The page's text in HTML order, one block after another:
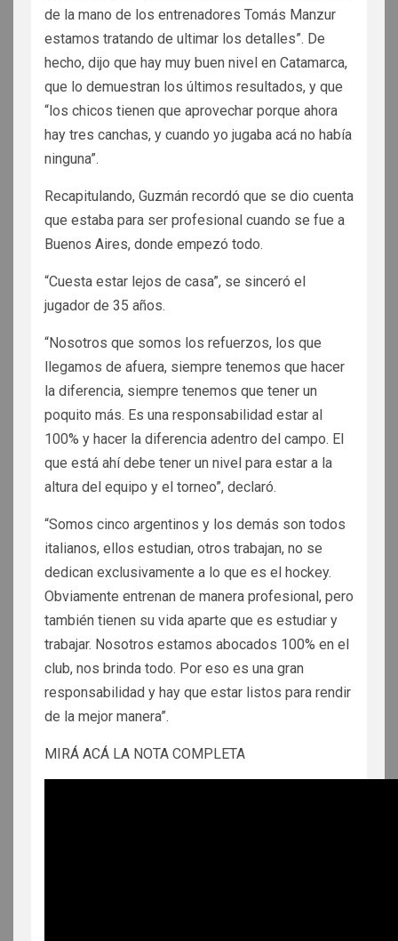
de la mano de los entrenadores Tomás Manzur
estamos tratando de ultimar los detalles”. De
hecho, dijo que hay muy buen nivel en Catamarca,
que lo demuestran los últimos resultados, y que
“los chicos tienen que aprovechar porque ahora
hay tres canchas, y cuando yo jugaba acá no había
ninguna”.
Recapitulando, Guzmán recordó que se dio cuenta
que estaba para ser profesional cuando se fue a
Buenos Aires, donde empezó todo.
“Cuesta estar lejos de casa”, se sinceró el
jugador de 35 años.
“Nosotros que somos los refuerzos, los que
llegamos de afuera, siempre tenemos que hacer
la diferencia, siempre tenemos que tener un
poquito más. Es una responsabilidad estar al
100% y hacer la diferencia adentro del campo. El
que está ahí debe tener un nivel para estar a la
altura del equipo y el torneo”, declaró.
“Somos cinco argentinos y los demás son todos
italianos, ellos estudian, otros trabajan, no se
dedican exclusivamente a lo que es el hockey.
Obviamente entrenan de manera profesional, pero
también tienen su vida aparte que es estudiar y
trabajar. Nosotros estamos abocados 100% en el
club, nos brinda todo. Por eso es una gran
responsabilidad y hay que estar listos para rendir
de la mejor manera”.
MIRÁ ACÁ LA NOTA COMPLETA